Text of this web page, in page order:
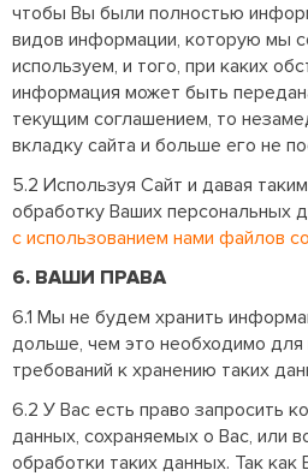
чтобы Вы были полностью
видов информации, которую мы
используем, и того, при каких
информация может быть
текущим соглашением, то
вкладку сайта и больше его не
5.2 Используя Сайт и давая
обработку Ваших персональных
с использованием нами файлов
6. ВАШИ ПРАВА
6.1 Мы не будем хранить
дольше, чем это необходимо для
требований к хранению таких
6.2 У Вас есть право запросить
данных, сохраняемых о Вас, или
обработки таких данных. Так